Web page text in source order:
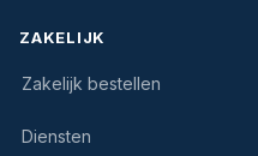
ZAKELIJK
Zakelijk bestellen
Diensten